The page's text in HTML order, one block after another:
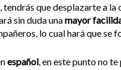
, tendrás que desplazarte a
sin duda unamayor
lo cual hará que se
español , en este punto no